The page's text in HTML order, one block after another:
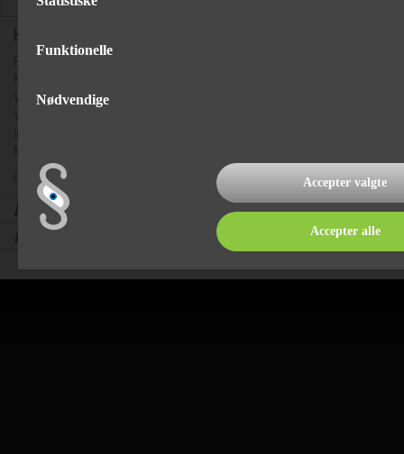
Varmepumpeeffekt: 1700W (3,7A)
Prisen inkl. luftfordeler, tætningsramme og montering 25415 kr.
22.215,00
195,00
Funktionelle
Nødvendige
Accepter valgte
Accepter alle